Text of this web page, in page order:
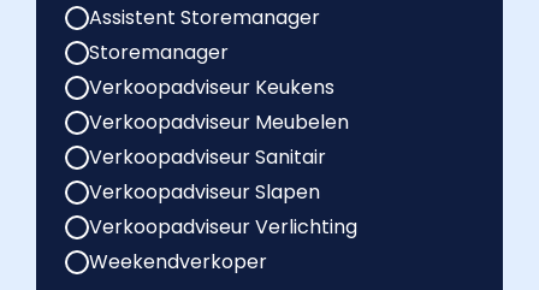
Assistent Storemanager
Storemanager
Verkoopadviseur Keukens
Verkoopadviseur Meubelen
Verkoopadviseur Sanitair
Verkoopadviseur Slapen
Verkoopadviseur Verlichting
Weekendverkoper